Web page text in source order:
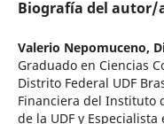
Biografía del autor/
Valerio Nepomuceno,
Graduado en Ciencias
Distrito Federal UDF
Financiera del Instituto
de la UDF y